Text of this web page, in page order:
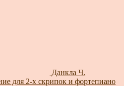
Данкла Ч.
для 2-х скрипок и фортепиано